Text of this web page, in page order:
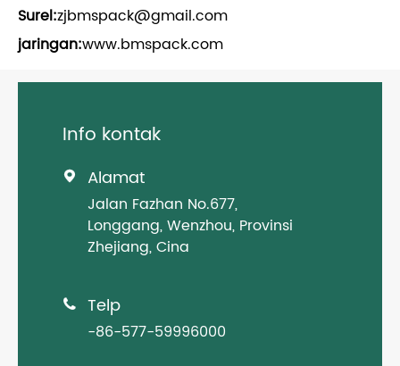
Surel:zjbmspack@gmail.com
jaringan:www.bmspack.com
Info kontak
 Alamat
Jalan Fazhan No.677,
Longgang, Wenzhou, Provinsi
Zhejiang, Cina
 Telp
-86-577-59996000